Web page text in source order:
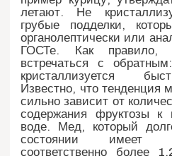
летают. Не
грубые подделки,
органолептически или
ГОСТе. Как правило,
встречаться с
кристаллизуется
Известно, что тенденция
сильно зависит от
содержания фруктозы к
воде. Мед, который
состоянии имеет
соответственно